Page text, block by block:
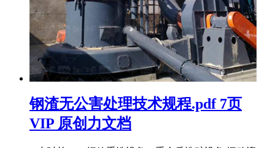
钢渣无公害处理技术规程.pdf 7页
VIP 原创力文档